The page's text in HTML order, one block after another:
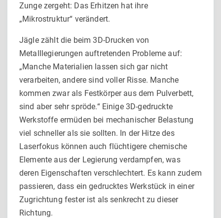
Zunge zergeht: Das Erhitzen hat ihre
„Mikrostruktur“ verändert.
Jägle zählt die beim 3D-Drucken von
Metalllegierungen auftre­tenden Probleme auf:
„Manche Materialien lassen sich gar nicht
verarbeiten, andere sind voller Risse. Manche
kommen zwar als Festkörper aus dem Pulverbett,
sind aber sehr spröde.“ Einige 3D-gedruckte
Werkstoffe ermüden bei mechanischer Belas­tung
viel schneller als sie sollten. In der Hitze des
Laserfokus können auch flüchtigere chemische
Elemente aus der Legie­rung verdampfen, was
deren Eigenschaften verschlechtert. Es kann zudem
passieren, dass ein gedrucktes Werkstück in einer
Zugrichtung fester ist als senkrecht zu dieser
Richtung.